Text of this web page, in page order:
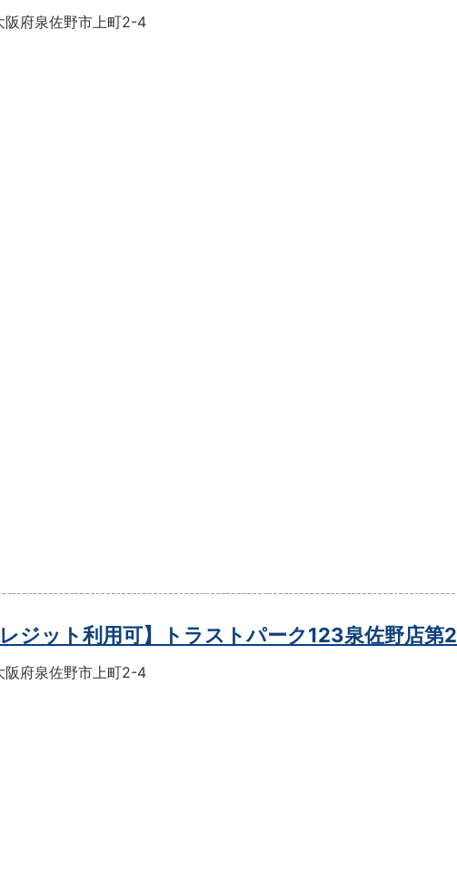
阪府泉佐野市上町2-4
レジット利用可】トラストパーク123泉佐野店第2
阪府泉佐野市上町2-4